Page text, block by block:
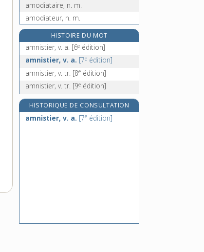
amodiataire, n. m.
amodiateur, n. m.
amodiation, n. f.
amodier, v. tr.
amok, n. m.
HISTOIRE DU MOT
amnistier, v. a. [6e édition]
amnistier, v. a. [7e édition]
amnistier, v. tr. [8e édition]
amnistier, v. tr. [9e édition]
HISTORIQUE DE CONSULTATION
amnistier, v. a. [7e édition]